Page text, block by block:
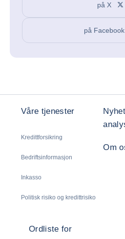
på X
på Facebook
Våre tjenester
Kredittforsikring
Bedriftsinformasjon
Inkasso
Politisk risiko og kredittrisiko
Om
Ordliste for